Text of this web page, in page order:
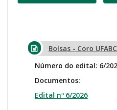
Bolsas - Coro
Número do edital: 6/
Documentos:
Edital nº 6/2026